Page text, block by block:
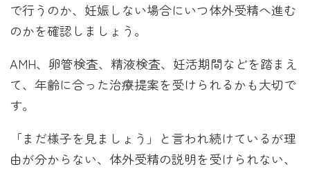
で行うのか、妊娠しない場合にいつ体外受精へ進む
のかを確認しましょう。
AMH、卵管検査、精液検査、妊活期間などを踏まえ
て、年齢に合った治療提案を受けられるかも大切で
す。
「まだ様子を見ましょう」と言われ続けているが理
由が分からない、体外受精の説明を受けられない、